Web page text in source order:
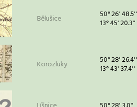
Bělušice 50° 26' 48.5''
13° 45' 20.3''
Korozluky 50° 28' 26.4''
13° 43' 37.4''